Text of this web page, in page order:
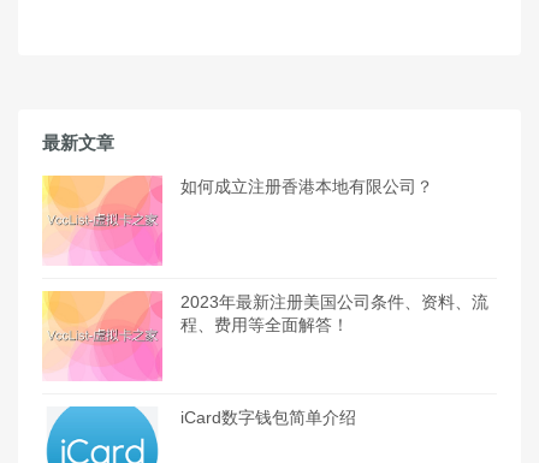
最新文章
如何成立注册香港本地有限公司？
2023年最新注册美国公司条件、资料、流
程、费用等全面解答！
iCard数字钱包简单介绍